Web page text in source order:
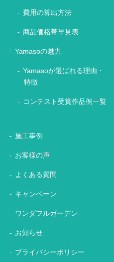
費用の算出方法
商品価格帯早見表
Yamasoの魅力
Yamasoが選ばれる理由・
特徴
コンテスト受賞作品例一覧
施工事例
お客様の声
よくある質問
キャンペーン
ワンダフルガーデン
お知らせ
プライバシーポリシー